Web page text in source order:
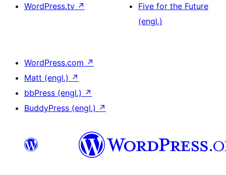
WordPress.tv ↗
Five for the Future
(engl.)
WordPress.com ↗
Matt (engl.) ↗
bbPress (engl.) ↗
BuddyPress (engl.) ↗